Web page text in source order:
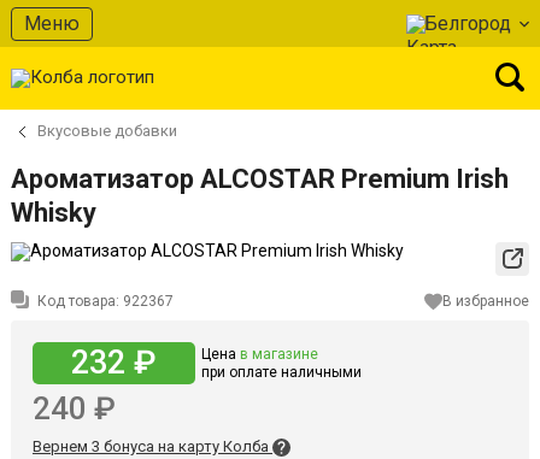
Меню Белгород
Вкусовые добавки
Ароматизатор ALCOSTAR Premium Irish
Whisky
Код товара: 922367 В избранное
232 ₽ Цена в магазине
при оплате наличными
240 ₽
Вернем 3 бонуса на карту Колба